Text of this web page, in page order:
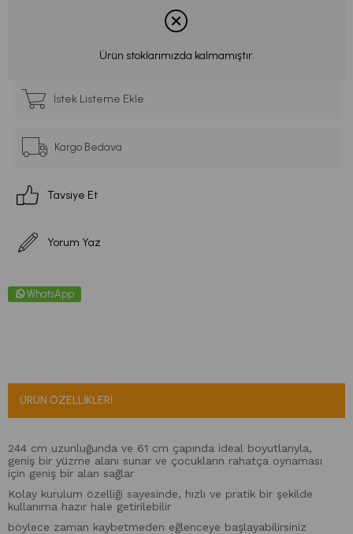
Ürün stoklarımızda kalmamıştır.
İstek Listeme Ekle
Kargo Bedava
Tavsiye Et
Yorum Yaz
WhatsApp
ÜRÜN ÖZELLIKLERI
244 cm uzunluğunda ve 61 cm çapında ideal boyutlarıyla,
geniş bir yüzme alanı sunar ve çocukların rahatça oynaması
için geniş bir alan sağlar
Kolay kurulum özelliği sayesinde, hızlı ve pratik bir şekilde
kullanıma hazır hale getirilebilir
böylece zaman kaybetmeden eğlenceye başlayabilirsiniz